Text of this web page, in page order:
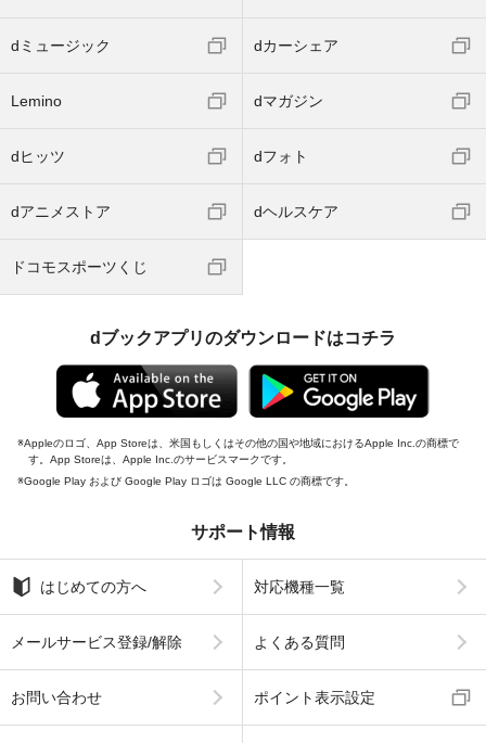
dミュージック dカーシェア
Lemino dマガジン
dヒッツ dフォト
dアニメストア dヘルスケア
ドコモスポーツくじ
dブックアプリのダウンロードはコチラ
Appleのロゴ、App Storeは、米国もしくはその他の国や地域におけるApple Inc.の商標で
す。App Storeは、Apple Inc.のサービスマークです。
Google Play および Google Play ロゴは Google LLC の商標です。
サポート情報
はじめての方へ 対応機種一覧
メールサービス登録/解除 よくある質問
お問い合わせ ポイント表示設定